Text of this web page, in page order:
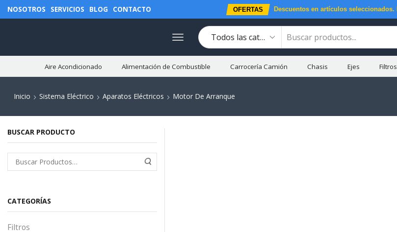
NOSOTROS SERVICIOS BLOG CONTACTO OFERTAS Descuentos en artículos seleccionados.
Aire Acondicionado Alimentación de Combustible Carrocería Camión Chasis Ejes Filtros
Inicio Sistema Eléctrico Aparatos Eléctricos Motor De Arranque
BUSCAR PRODUCTO
CATEGORÍAS
Filtros